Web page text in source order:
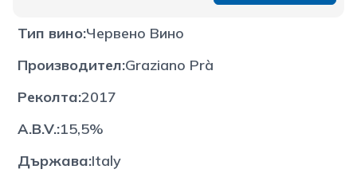
Тип вино:Червено Вино
Производител:Graziano Prà
Реколта:2017
A.B.V.:15,5%
Държава:Italy